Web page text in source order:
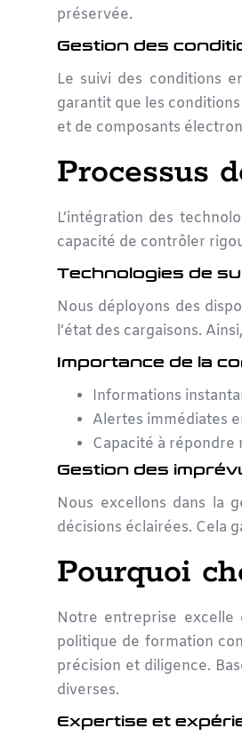
préservée.
Gestion des
Le suivi des conditions
garantit que les
et de composants
Processus
L’intégration des
capacité de contrôler
Technologies de
Nous déployons des
l’état des cargaisons.
Importance de la
Informations
Alertes immédiates
Capacité à répondre
Gestion des
Nous excellons dans la
décisions éclairées. Cela
Pourquoi
Notre entreprise excelle
politique de formation
précision et diligence.
diverses.
Expertise et